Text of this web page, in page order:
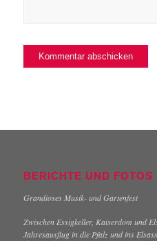
BERICHTE UND FOTOS
Grandioses Musik- und Gartenfest
Zwischen Essigkeller, Kaiserdom und
Jahresausflug in die Pfalz und ins